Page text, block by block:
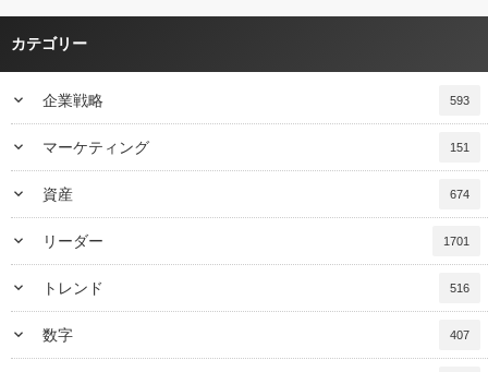
カテゴリー
keyboard_arrow_down 企業戦略 593
keyboard_arrow_down マーケティング 151
keyboard_arrow_down 資産 674
keyboard_arrow_down リーダー 1701
keyboard_arrow_down トレンド 516
keyboard_arrow_down 数字 407